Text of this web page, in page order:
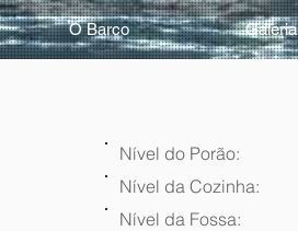
O Barco Galeria
Nível do Porão:
Nível da Cozinha:
Nível da Fossa: